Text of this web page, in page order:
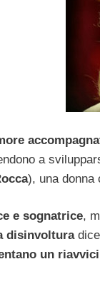
a
), una donna
e sognatrice,
disinvoltura
un